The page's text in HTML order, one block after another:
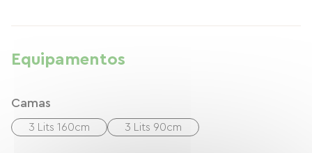
Equipamentos
Camas
3 Lits 160cm 3 Lits 90cm